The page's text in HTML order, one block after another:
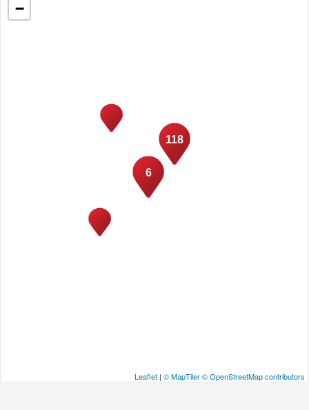
6
118
−
Leaflet | © MapTiler© OpenStreetMap contributors